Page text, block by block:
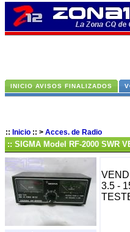
INICIO AVISOS FINALIZADOS
:: Inicio :: > Acces. de Radio
:: SIGMA Model RF-2000 SWR
3.5 -